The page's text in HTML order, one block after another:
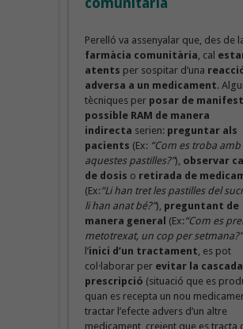
Perelló va assenyalar que, des de
farmàcia comunitària , cal
atents per sospitar d’una
adversa a un medicament.
tècniques per posar de
possible RAM de manera
indirecta serien: preguntar als
pacients (Ex: “Com es troba amb
aquestes pastilles?”), observar
de dosis o retirada de
(Ex:“Li han tret les pastilles del
li han anat bé?”), preguntant de
manera general (Ex:“Com es
metotrexat, un cop per setmana?”
l’inici d’un tractament , es pot
col·laborar per evitar la
prescripció (situació que es
quan es recepta un nou
tractar l’efecte advers d’un altre
medicament, creient que es tracta